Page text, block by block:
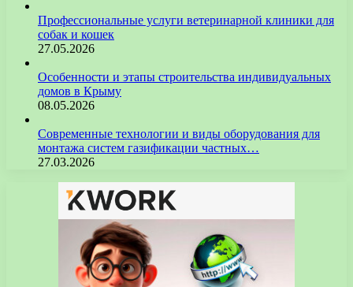
Профессиональные услуги ветеринарной клиники для
собак и кошек
27.05.2026
Особенности и этапы строительства индивидуальных
домов в Крыму
08.05.2026
Современные технологии и виды оборудования для
монтажа систем газификации частных…
27.03.2026